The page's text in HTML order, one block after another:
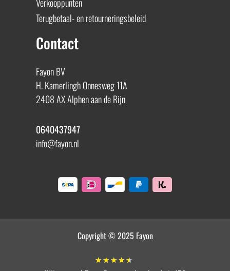
Verkooppunten
Terugbetaal- en retourneringsbeleid
Contact
Fayon BV
H. Kamerlingh Onnesweg 11A
2408 AX Alphen aan de Rijn
0640437947
info@fayon.nl
Copyright © 2025 Fayon
★ ★ ★ ★ ★